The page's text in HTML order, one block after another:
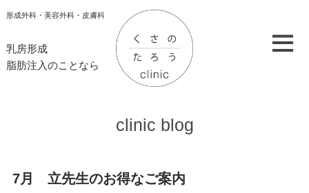
形成外科・美容外科・皮膚科
乳房形成
脂肪注入のことなら
clinic blog
7月 立先生のお得なご案内